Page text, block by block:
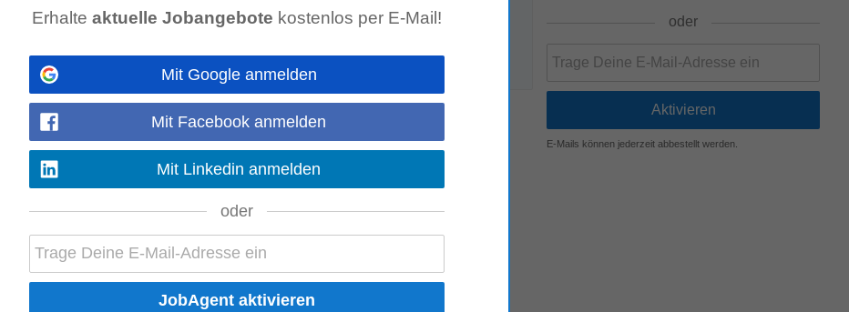
oder
E-Mails können jederzeit abbestellt werden.
Erhalte aktuelle Jobangebote kostenlos per E-Mail!
Mit Google anmelden
Mit Facebook anmelden
Mit Linkedin anmelden
oder